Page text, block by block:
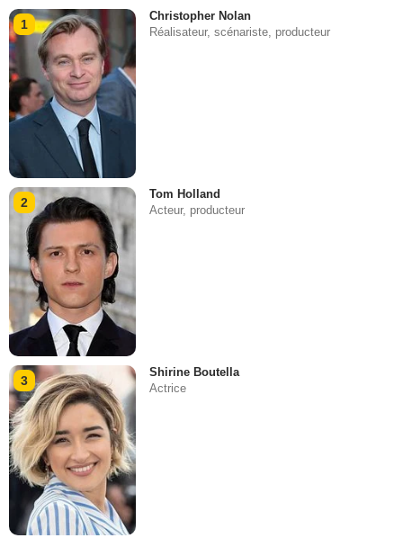
1
Christopher Nolan
Réalisateur, scénariste, producteur
2
Tom Holland
Acteur, producteur
3
Shirine Boutella
Actrice